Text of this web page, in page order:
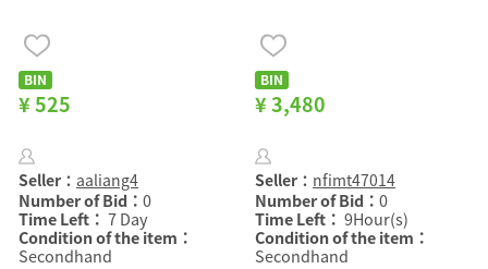
BIN
¥ 525
Seller： aaliang4
Number of Bid： 0
Time Left： 7 Day
Condition of the item：
Secondhand
BIN
¥ 3,480
Seller： nfimt47014
Number of Bid： 0
Time Left： 9Hour(s)
Condition of the item：
Secondhand